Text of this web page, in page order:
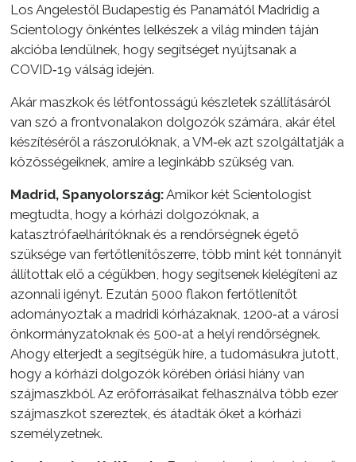
Los Angelestől Budapestig és Panamától Madridig a
Scientology önkéntes lelkészek a világ minden táján
akcióba lendülnek, hogy segítséget nyújtsanak a
COVID‑19 válság idején.
Akár maszkok és létfontosságú készletek szállításáról
van szó a frontvonalakon dolgozók számára, akár étel
készítéséről a rászorulóknak, a VM‑ek azt szolgáltatják a
közösségeiknek, amire a leginkább szükség van.
Madrid, Spanyolország:Amikor két Scientologist
megtudta, hogy a kórházi dolgozóknak, a
katasztrófaelhárítóknak és a rendőrségnek égető
szüksége van fertőtlenítőszerre, több mint két tonnányit
állítottak elő a cégükben, hogy segítsenek kielégíteni az
azonnali igényt. Ezután 5000 flakon fertőtlenítőt
adományoztak a madridi kórházaknak, 1200‑at a városi
önkormányzatoknak és 500‑at a helyi rendőrségnek.
Ahogy elterjedt a segítségük híre, a tudomásukra jutott,
hogy a kórházi dolgozók körében óriási hiány van
szájmaszkból. Az erőforrásaikat felhasználva több ezer
szájmaszkot szereztek, és átadták őket a kórházi
személyzetnek.